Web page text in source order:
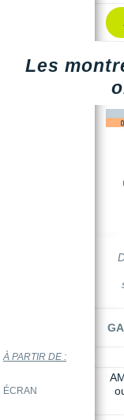
Les
À PARTIR DE :
ÉCRAN